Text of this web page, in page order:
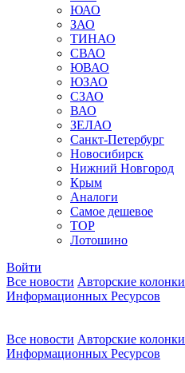
ЮАО
ЗАО
ТИНАО
СВАО
ЮВАО
ЮЗАО
СЗАО
ВАО
ЗЕЛАО
Санкт-Петербург
Новосибирск
Нижний Новгород
Крым
Аналоги
Самое дешевое
TOP
Лотошино
Войти
Все новости Авторские колонки
Информационных Ресурсов
Все новости Авторские колонки
Информационных Ресурсов